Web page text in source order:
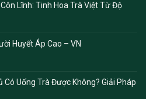
Lĩnh: Tinh Hoa Trà Việt Từ Độ
Huyết Áp Cao – VN
Có Uống Trà Được Không? Giải Pháp